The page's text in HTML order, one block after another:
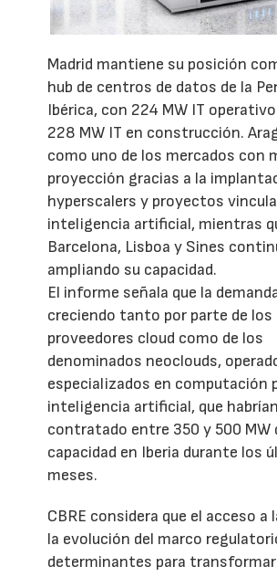
Madrid mantiene su posición
hub de centros de datos de la
Ibérica, con 224 MW IT
228 MW IT en construcción.
como uno de los mercados con
proyección gracias a la
hyperscalers y proyectos
inteligencia artificial, mientras
Barcelona, Lisboa y Sines
ampliando su capacidad.
El informe señala que la
creciendo tanto por parte de los
proveedores cloud como de los
denominados neoclouds,
especializados en computación
inteligencia artificial, que habrían
contratado entre 350 y 500 MW
capacidad en Iberia durante los
meses.
CBRE considera que el acceso a
la evolución del marco
determinantes para